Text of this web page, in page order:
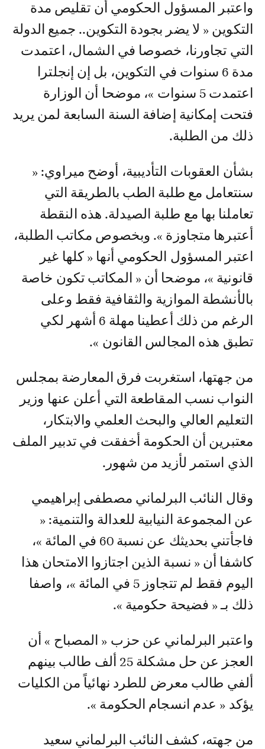
واعتبر المسؤول الحكومي أن تقليص مدة
التكوين « لا يضر بجودة التكوين.. جميع الدولة
التي تجاورنا، خصوصا في الشمال، اعتمدت
مدة 6 سنوات في التكوين، بل إن إنجلترا
اعتمدت 5 سنوات »، موضحا أن الوزارة
فتحت إمكانية إضافة السنة السابعة لمن يريد
ذلك من الطلبة.
بشأن العقوبات التأديبية، أوضح ميراوي: «
سنتعامل مع طلبة الطب بالطريقة التي
تعاملنا بها مع طلبة الصيدلة. هذه النقطة
أعتبرها متجاوزة ». وبخصوص مكاتب الطلبة،
اعتبر المسؤول الحكومي أنها « كلها غير
قانونية »، موضحا أن « المكاتب تكون خاصة
بالأنشطة الموازية والثقافية فقط وعلى
الرغم من ذلك أعطينا مهلة 6 أشهر لكي
تطبق هذه المجالس القانون ».
من جهتها، استغربت فرق المعارضة بمجلس
النواب نسب المقاطعة التي أعلن عنها وزير
التعليم العالي والبحث العلمي والابتكار،
معتبرين أن الحكومة أخفقت في تدبير الملف
الذي استمر لأزيد من شهور.
وقال النائب البرلماني مصطفى إبراهيمي
عن المجموعة النيابية للعدالة والتنمية: «
فاجأتني بحديثك عن نسبة 60 في المائة »،
كاشفا أن « نسبة الذين اجتازوا الامتحان هذا
اليوم فقط لم تتجاوز 5 في المائة »، واصفا
ذلك بـ « فضيحة حكومية ».
واعتبر البرلماني عن حزب « المصباح » أن
العجز عن حل مشكلة 25 ألف طالب بينهم
ألفي طالب معرض للطرد نهائياً من الكليات
يؤكد « عدم انسجام الحكومة ».
من جهته، كشف النائب البرلماني سعيد